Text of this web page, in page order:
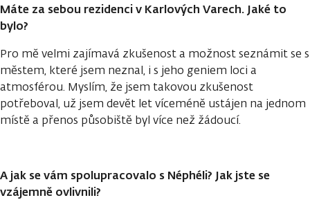
Máte za sebou rezidenci v Karlových Varech. Jaké to
bylo?
Pro mě velmi zajímavá zkušenost a možnost seznámit se s
městem, které jsem neznal, i s jeho geniem loci a
atmosférou. Myslím, že jsem takovou zkušenost
potřeboval, už jsem devět let víceméně ustájen na jednom
místě a přenos působiště byl více než žádoucí.
A jak se vám spolupracovalo s Néphéli? Jak jste se
vzájemně ovlivnili?